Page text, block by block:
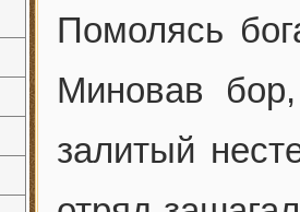
Помолясь
Миновав
залитый